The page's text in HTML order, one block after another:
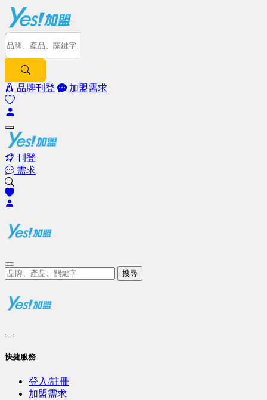
品牌刊登 加盟需求
刊登
需求
搜尋
快捷服務
登入/註冊
加盟需求